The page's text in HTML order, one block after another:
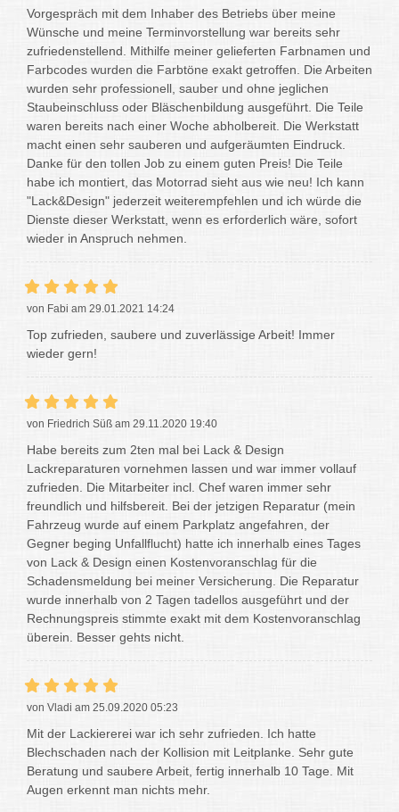
Vorgespräch mit dem Inhaber des Betriebs über meine
Wünsche und meine Terminvorstellung war bereits sehr
zufriedenstellend. Mithilfe meiner gelieferten Farbnamen und
Farbcodes wurden die Farbtöne exakt getroffen. Die Arbeiten
wurden sehr professionell, sauber und ohne jeglichen
Staubeinschluss oder Bläschenbildung ausgeführt. Die Teile
waren bereits nach einer Woche abholbereit. Die Werkstatt
macht einen sehr sauberen und aufgeräumten Eindruck.
Danke für den tollen Job zu einem guten Preis! Die Teile
habe ich montiert, das Motorrad sieht aus wie neu! Ich kann
"Lack&Design" jederzeit weiterempfehlen und ich würde die
Dienste dieser Werkstatt, wenn es erforderlich wäre, sofort
wieder in Anspruch nehmen.
von Fabi am 29.01.2021 14:24
Top zufrieden, saubere und zuverlässige Arbeit! Immer
wieder gern!
von Friedrich Süß am 29.11.2020 19:40
Habe bereits zum 2ten mal bei Lack & Design
Lackreparaturen vornehmen lassen und war immer vollauf
zufrieden. Die Mitarbeiter incl. Chef waren immer sehr
freundlich und hilfsbereit. Bei der jetzigen Reparatur (mein
Fahrzeug wurde auf einem Parkplatz angefahren, der
Gegner beging Unfallflucht) hatte ich innerhalb eines Tages
von Lack & Design einen Kostenvoranschlag für die
Schadensmeldung bei meiner Versicherung. Die Reparatur
wurde innerhalb von 2 Tagen tadellos ausgeführt und der
Rechnungspreis stimmte exakt mit dem Kostenvoranschlag
überein. Besser gehts nicht.
von Vladi am 25.09.2020 05:23
Mit der Lackiererei war ich sehr zufrieden. Ich hatte
Blechschaden nach der Kollision mit Leitplanke. Sehr gute
Beratung und saubere Arbeit, fertig innerhalb 10 Tage. Mit
Augen erkennt man nichts mehr.